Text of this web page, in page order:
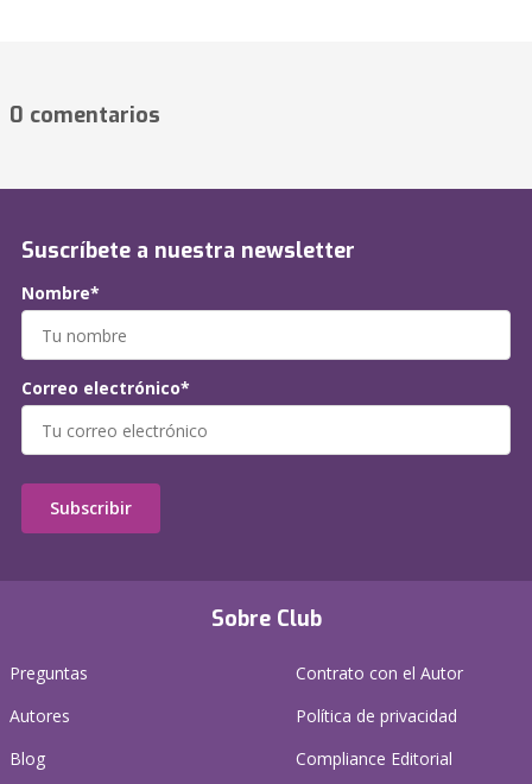
0 comentarios
Sobre Club
Preguntas
Autores
Blog
Contrato con el Autor
Política de privacidad
Compliance Editorial
Suscríbete a nuestra newsletter
Nombre*
Correo electrónico*
Subscribir